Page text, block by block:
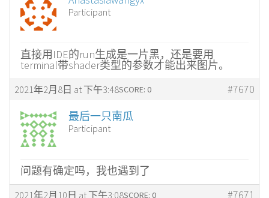
Participant
直接用IDE的run生成是一片黑，还是要用
terminal带shader类型的参数才能出来图片。
2021年2月8日 at 下午3:48 #7670
SCORE: 0
最后一只南瓜
Participant
问题有确定吗，我也遇到了
2021年2月10日 at 下午3:08 #7671
SCORE: 0